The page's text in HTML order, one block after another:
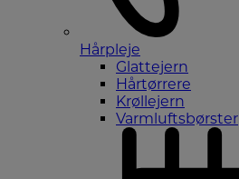
Hårpleje
Glattejern
Hårtørrere
Krøllejern
Varmluftsbørster